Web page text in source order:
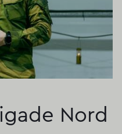
Nord